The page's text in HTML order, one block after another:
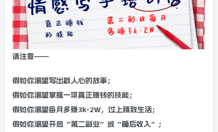
请注意——
假如你渴望写出戳人心的故事；
假如你渴望掌握一项真正赚钱的技能；
假如你渴望每月多赚3k-2W，过上精致生活；
假如你渴望开启“第二副业”或“睡后收入”；